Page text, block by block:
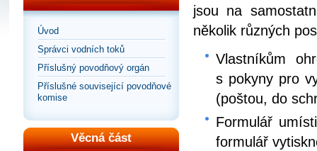
Úvod
Správci vodních toků
Příslušný povodňový orgán
Příslušné související povodňové
komise
Věcná část
jsou na
několik různých
Vlastníkům
s pokyny pro
(poštou, do
Formulář
formulář